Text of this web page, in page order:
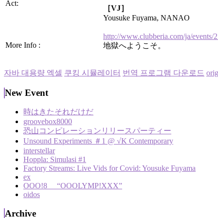
Act:
［VJ］
Yousuke Fuyama, NANAO
More Info :
http://www.clubberia.com/ja/events/
地獄へようこそ。
자바 대용량 엑셀 쿠킹 시뮬레이터 번역 프로그램 다운로드
New Event
時はきたそれだけだ
groovebox8000
恐山コンピレーションリリースパーティー
Unsound Experiments ＃1 @ √K Contemporary
interstellar
Hoppla: Simulasi #1
Factory Streams: Live Vids for Covid: Yousuke Fuyama
ex
OOO!8 “OOOLYMP!XXX”
oidos
Archive